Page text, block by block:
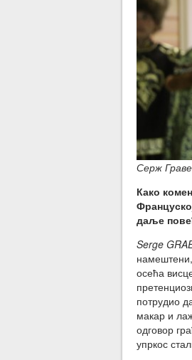
Серж
Како
даље
Serge
осећа
потрудио
макар и
одговор
упркос